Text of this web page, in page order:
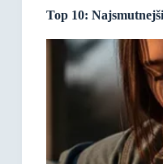
Top 10: